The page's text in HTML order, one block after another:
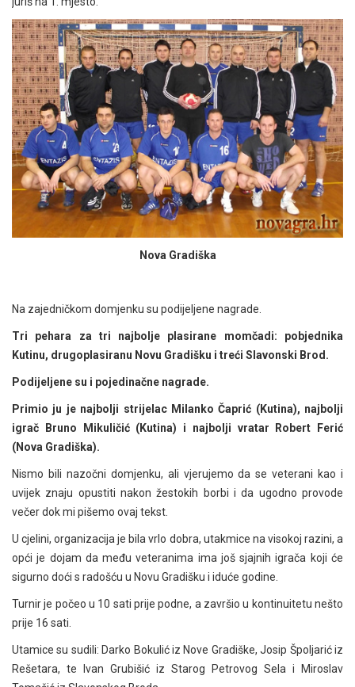
Nova Gradiška
Na zajedničkom domjenku su podijeljene nagrade.
Tri pehara za tri najbolje plasirane momčadi: pobjednika
Kutinu, drugoplasiranu Novu Gradišku i treći Slavonski Brod.
Podijeljene su i pojedinačne nagrade.
Primio ju je najbolji strijelac Milanko Čaprić (Kutina), najbolji
igrač Bruno Mikuličić (Kutina) i najbolji vratar Robert Ferić
(Nova Gradiška).
Nismo bili nazočni domjenku, ali vjerujemo da se veterani kao i
uvijek znaju opustiti nakon žestokih borbi i da ugodno provode
večer dok mi pišemo ovaj tekst.
U cjelini, organizacija je bila vrlo dobra, utakmice na visokoj razini, a
opći je dojam da među veteranima ima još sjajnih igrača koji će
sigurno doći s radošću u Novu Gradišku i iduće godine.
Turnir je počeo u 10 sati prije podne, a završio u kontinuitetu nešto
prije 16 sati.
Utamice su sudili: Darko Bokulić iz Nove Gradiške, Josip Špoljarić iz
Rešetara, te Ivan Grubišić iz Starog Petrovog Sela i Miroslav